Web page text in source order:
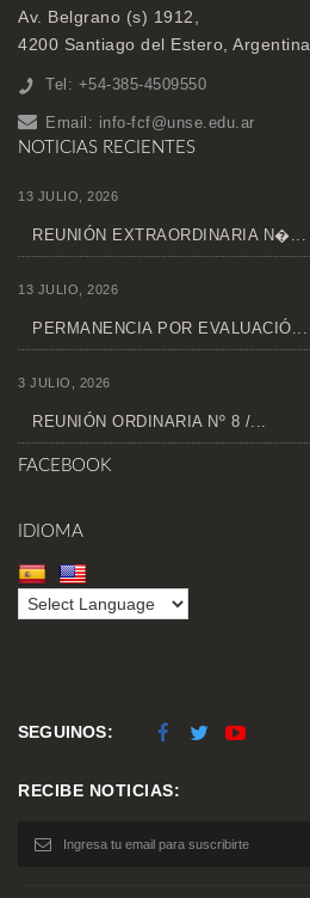
Av. Belgrano (s) 1912,
4200 Santiago del Estero, Argentina
Tel: +54-385-4509550
Email: info-fcf@unse.edu.ar
NOTICIAS RECIENTES
13 JULIO, 2026
REUNIÓN EXTRAORDINARIA N�...
13 JULIO, 2026
PERMANENCIA POR EVALUACIÓ...
3 JULIO, 2026
REUNIÓN ORDINARIA Nº 8 /...
FACEBOOK
IDIOMA
SEGUINOS:
RECIBE NOTICIAS: